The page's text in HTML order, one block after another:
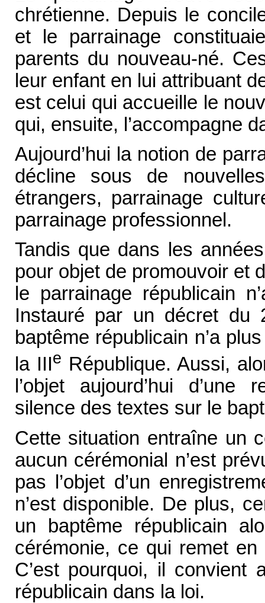
chrétienne. Depuis le
et le parrainage
parents du nouveau-né.
leur enfant en lui attribuant
est celui qui accueille le
qui, ensuite, l’accompagne
Aujourd’hui la notion de
décline sous de
étrangers, parrainage
parrainage professionnel.
Tandis que dans les
pour objet de promouvoir et
le parrainage républicain
Instauré par un décret
baptême républicain n’a
la IIIe République. Aussi,
l’objet aujourd’hui d’une
silence des textes sur le
Cette situation entraîne un
aucun cérémonial n’est
pas l’objet d’un
n’est disponible. De plus,
un baptême républicain
cérémonie, ce qui remet en
C’est pourquoi, il convient
républicain dans la loi.